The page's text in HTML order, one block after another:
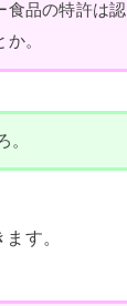
食品の特許は認
。
。
す。